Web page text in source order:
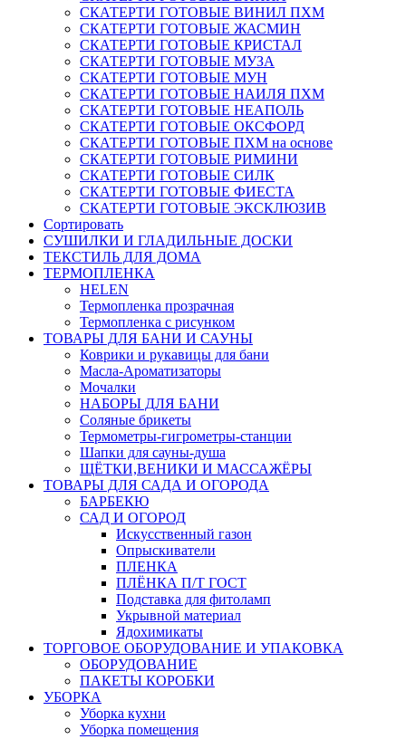
СКАТЕРТИ ГОТОВЫЕ ВИНИЛ ПХМ
СКАТЕРТИ ГОТОВЫЕ ЖАСМИН
СКАТЕРТИ ГОТОВЫЕ КРИСТАЛ
СКАТЕРТИ ГОТОВЫЕ МУЗА
СКАТЕРТИ ГОТОВЫЕ МУН
СКАТЕРТИ ГОТОВЫЕ НАИЛЯ ПХМ
СКАТЕРТИ ГОТОВЫЕ НЕАПОЛЬ
СКАТЕРТИ ГОТОВЫЕ ОКСФОРД
СКАТЕРТИ ГОТОВЫЕ ПХМ на основе
СКАТЕРТИ ГОТОВЫЕ РИМИНИ
СКАТЕРТИ ГОТОВЫЕ СИЛК
СКАТЕРТИ ГОТОВЫЕ ФИЕСТА
СКАТЕРТИ ГОТОВЫЕ ЭКСКЛЮЗИВ
Сортировать
СУШИЛКИ И ГЛАДИЛЬНЫЕ ДОСКИ
ТЕКСТИЛЬ ДЛЯ ДОМА
ТЕРМОПЛЕНКА
HELEN
Термопленка прозрачная
Термопленка с рисунком
ТОВАРЫ ДЛЯ БАНИ И САУНЫ
Коврики и рукавицы для бани
Масла-Aроматизаторы
Мочалки
НАБОРЫ ДЛЯ БАНИ
Соляные брикеты
Термометры-гигрометры-станции
Шапки для сауны-душа
ЩЁТКИ,ВЕНИКИ И МАССАЖЁРЫ
ТОВАРЫ ДЛЯ САДА И ОГОРОДА
БАРБЕКЮ
САД И ОГОРОД
Искусственный газон
Опрыскиватели
ПЛЕНКА
ПЛЁНКА П/Т ГОСТ
Подставка для фитоламп
Укрывной материал
Ядохимикаты
ТОРГОВОЕ ОБОРУДОВАНИЕ И УПАКОВКА
ОБОРУДОВАНИЕ
ПАКЕТЫ КОРОБКИ
УБОРКА
Уборка кухни
Уборка помещения